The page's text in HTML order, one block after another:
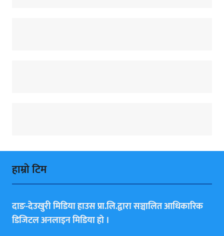
हाम्राे टिम
दाङ-देउखुरी मिडिया हाउस प्रा.लि.द्वारा सञ्चालित आधिकारिक
डिजिटल अनलाइन मिडिया हाे ।